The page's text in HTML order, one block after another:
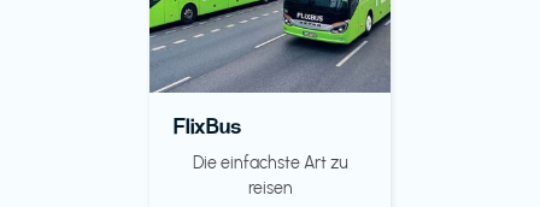
FlixBus
Die einfachste Art zu
reisen